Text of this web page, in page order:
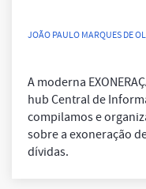
JOÃO PAULO MARQUES DE
A moderna
hub Central de
compilamos e
sobre a exoneração
dívidas.